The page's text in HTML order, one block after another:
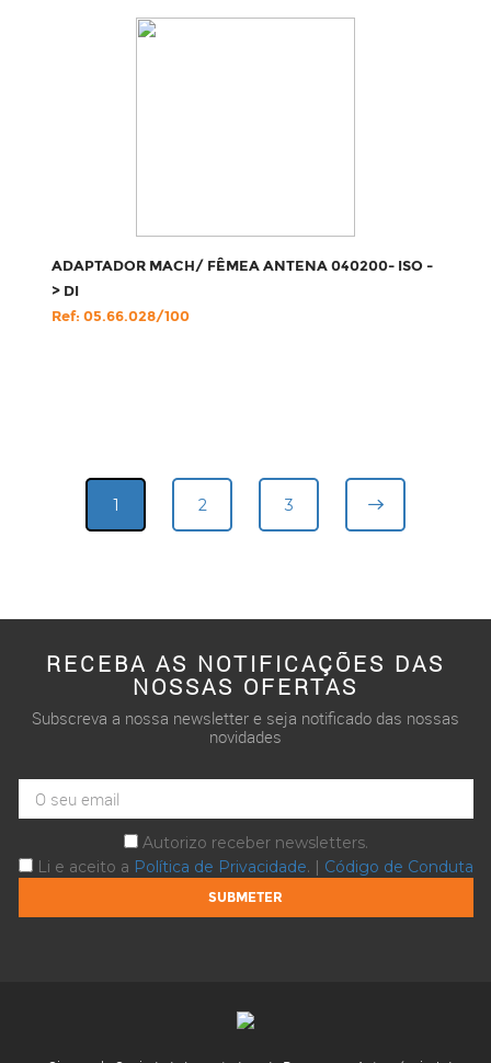
ADAPTADOR MACH/ FÊMEA ANTENA 040200- ISO -
> DI
Ref: 05.66.028/100
1 2 3
RECEBA AS NOTIFICAÇÕES DAS
NOSSAS OFERTAS
Subscreva a nossa newsletter e seja notificado das nossas
novidades
Autorizo receber newsletters.
Li e aceito a Política de Privacidade. | Código de Conduta